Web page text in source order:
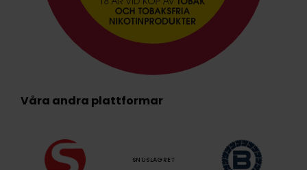
Våra andra plattformar
SNUSLAGRET